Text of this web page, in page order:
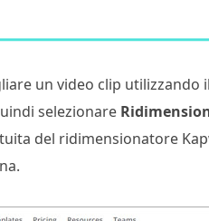
un video clip
selezionare
del ridimensionatore